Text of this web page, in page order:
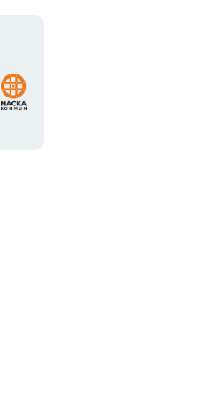
Organisationens
logotyp